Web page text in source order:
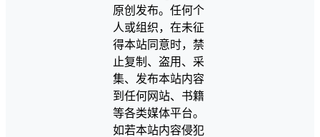
原创发布。任何个
人或组织，在未征
得本站同意时，禁
止复制、盗用、采
集、发布本站内容
到任何网站、书籍
等各类媒体平台。
如若本站内容侵犯